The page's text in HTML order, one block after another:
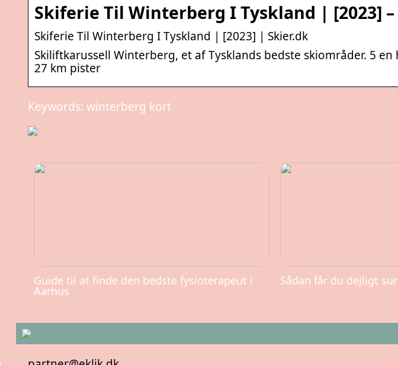
Skiferie Til Winterberg I Tyskland | [2023]
Skiferie Til Winterberg I Tyskland | [2023] | Skier.dk
Skiliftkarussell Winterberg, et af Tysklands bedste skiområder. 5
27 km pister
Keywords: winterberg kort
Guide til at finde den bedste fysioterapeut i
Aarhus
Sådan får du dejligt